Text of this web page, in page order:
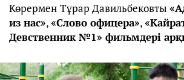
Көрермен Тұрар Давильбековты
из нас»,«Слово офицера»,
Девственник №1» фильмдері